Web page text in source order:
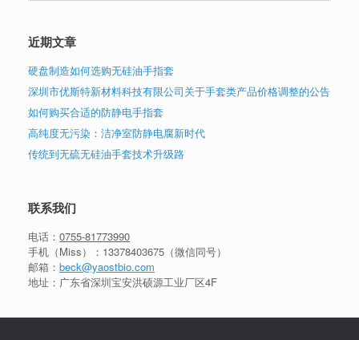
近期文章
硬盘制造如何选购无硅油手指套
深圳市优斯特新材料科技有限公司关于手套类产品价格调整的公告
如何购买合适的防静电手指套
高纯度无污染：洁净室防静电腐新时代
传统到无硫无硅油手套技术升级路
联系我们
电话： 0755-81773990
手机（Miss）： 13378403675 （微信同号）
邮箱： beck@yaostbio.com
地址：广东省深圳宝安洪硕源工业厂区4F